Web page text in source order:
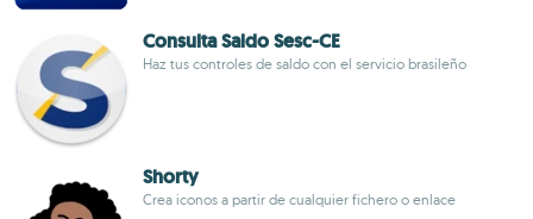
Consulta Saldo Sesc-CE
Haz tus controles de saldo con el servicio brasileño
Shorty
Crea iconos a partir de cualquier fichero o enlace